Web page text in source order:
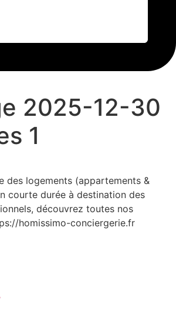
2025-12-30
1
des logements (appartements &
courte durée à destination des
découvrez toutes nos
homissimo-conciergerie.fr